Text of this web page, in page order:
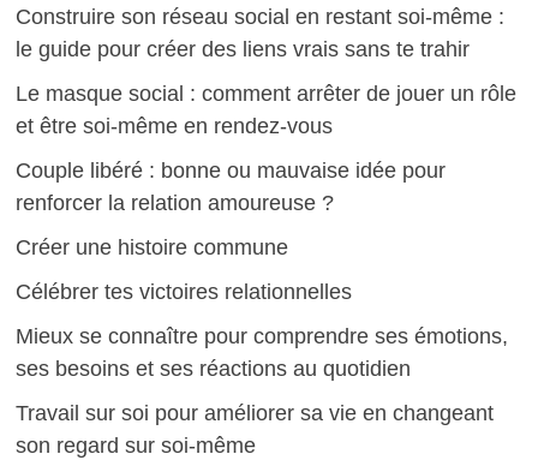
Construire son réseau social en restant soi-même :
le guide pour créer des liens vrais sans te trahir
Le masque social : comment arrêter de jouer un rôle
et être soi-même en rendez-vous
Couple libéré : bonne ou mauvaise idée pour
renforcer la relation amoureuse ?
Créer une histoire commune
Célébrer tes victoires relationnelles
Mieux se connaître pour comprendre ses émotions,
ses besoins et ses réactions au quotidien
Travail sur soi pour améliorer sa vie en changeant
son regard sur soi-même